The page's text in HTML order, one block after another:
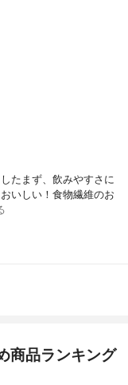
たまず、飲みやすさに
いしい！食物繊維のお
商品ランキング